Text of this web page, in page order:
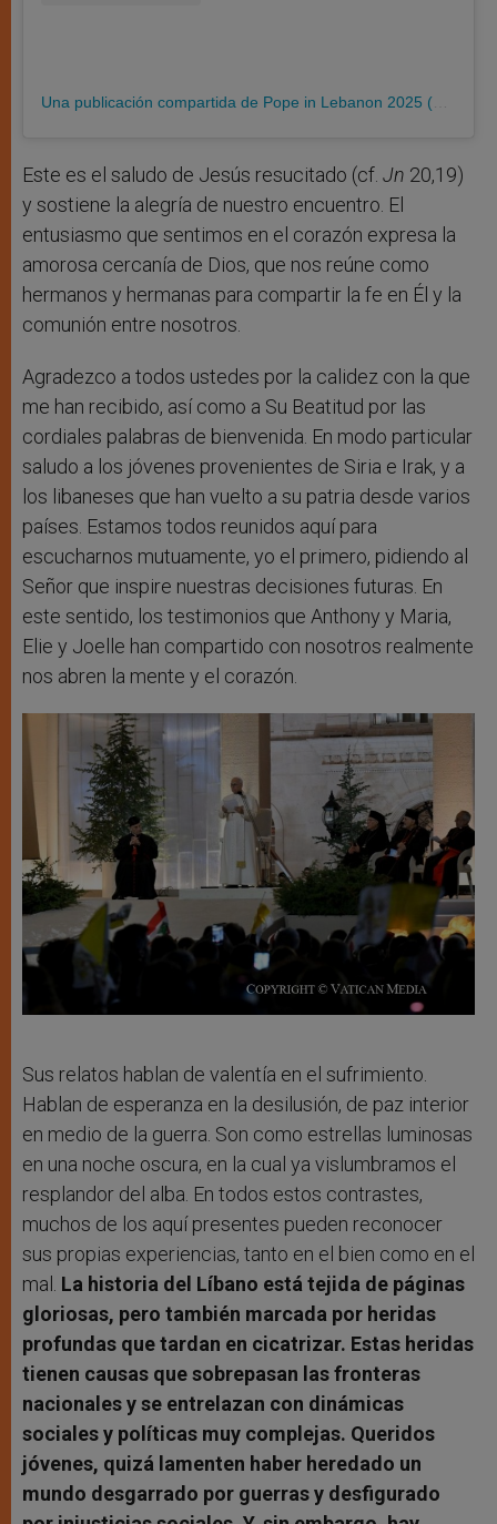
Este es el saludo de Jesús resucitado (cf. Jn 20,19)
y sostiene la alegría de nuestro encuentro. El
entusiasmo que sentimos en el corazón expresa la
amorosa cercanía de Dios, que nos reúne como
hermanos y hermanas para compartir la fe en Él y la
comunión entre nosotros.
Agradezco a todos ustedes por la calidez con la que
me han recibido, así como a Su Beatitud por las
cordiales palabras de bienvenida. En modo particular
saludo a los jóvenes provenientes de Siria e Irak, y a
los libaneses que han vuelto a su patria desde varios
países. Estamos todos reunidos aquí para
escucharnos mutuamente, yo el primero, pidiendo al
Señor que inspire nuestras decisiones futuras. En
este sentido, los testimonios que Anthony y Maria,
Elie y Joelle han compartido con nosotros realmente
nos abren la mente y el corazón.
Sus relatos hablan de valentía en el sufrimiento.
Hablan de esperanza en la desilusión, de paz interior
en medio de la guerra. Son como estrellas luminosas
en una noche oscura, en la cual ya vislumbramos el
resplandor del alba. En todos estos contrastes,
muchos de los aquí presentes pueden reconocer
sus propias experiencias, tanto en el bien como en el
mal. La historia del Líbano está tejida de páginas
gloriosas, pero también marcada por heridas
profundas que tardan en cicatrizar. Estas heridas
tienen causas que sobrepasan las fronteras
nacionales y se entrelazan con dinámicas
sociales y políticas muy complejas. Queridos
jóvenes, quizá lamenten haber heredado un
mundo desgarrado por guerras y desfigurado